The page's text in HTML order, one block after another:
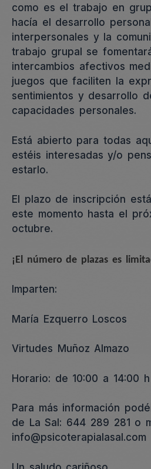
como es el trabajo en
hacía el desarrollo
interpersonales y la
trabajo grupal se
intercambios afectivos
juegos que faciliten la
sentimientos y desarrollo
capacidades personales.
Está abierto para todas
estéis interesadas y/o
estarlo.
El plazo de inscripción
este momento hasta el
octubre.
¡El número de plazas es
Imparten:
María Ezquerro Loscos
Virtudes Muñoz Almazo
Horario: de 10:00 a 14:00 h
Para más información
de La Sal: 644 289 281 o
info@psicoterapialasal.com